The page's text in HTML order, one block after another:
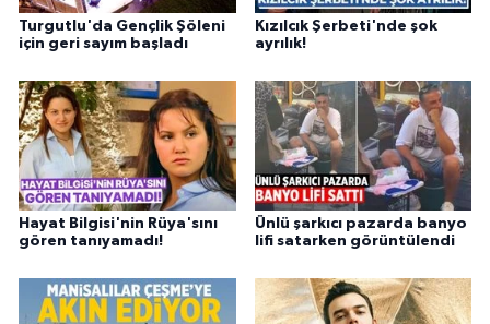
Turgutlu'da Gençlik Şöleni
için geri sayım başladı
Kızılcık Şerbeti'nde şok
ayrılık!
Hayat Bilgisi'nin Rüya'sını
gören tanıyamadı!
Ünlü şarkıcı pazarda banyo
lifi satarken görüntülendi